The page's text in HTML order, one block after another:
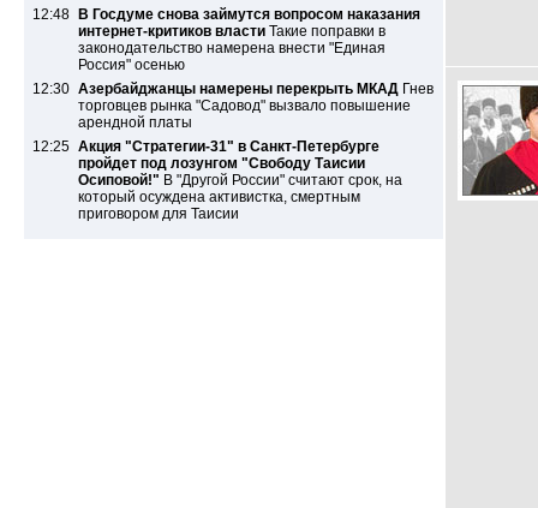
12:48 В Госдуме снова займутся вопросом наказания
интернет-критиков власти Такие поправки в
законодательство намерена внести "Единая
Россия" осенью
12:30 Азербайджанцы намерены перекрыть МКАД Гнев
торговцев рынка "Садовод" вызвало повышение
арендной платы
12:25 Акция "Стратегии-31" в Санкт-Петербурге
пройдет под лозунгом "Свободу Таисии
Осиповой!" В "Другой России" считают срок, на
который осуждена активистка, смертным
приговором для Таисии